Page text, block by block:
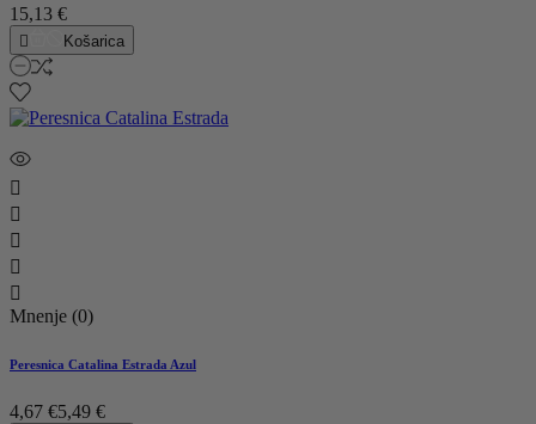
15,13 €
 Košarica





Mnenje (0)
Peresnica Catalina Estrada Azul
4,67 €5,49 €